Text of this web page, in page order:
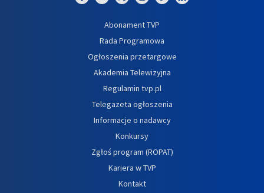
Abonament TVP
Rada Programowa
Ogłoszenia przetargowe
Akademia Telewizyjna
Regulamin tvp.pl
Telegazeta ogłoszenia
Informacje o nadawcy
Konkursy
Zgłoś program (ROPAT)
Kariera w TVP
Kontakt